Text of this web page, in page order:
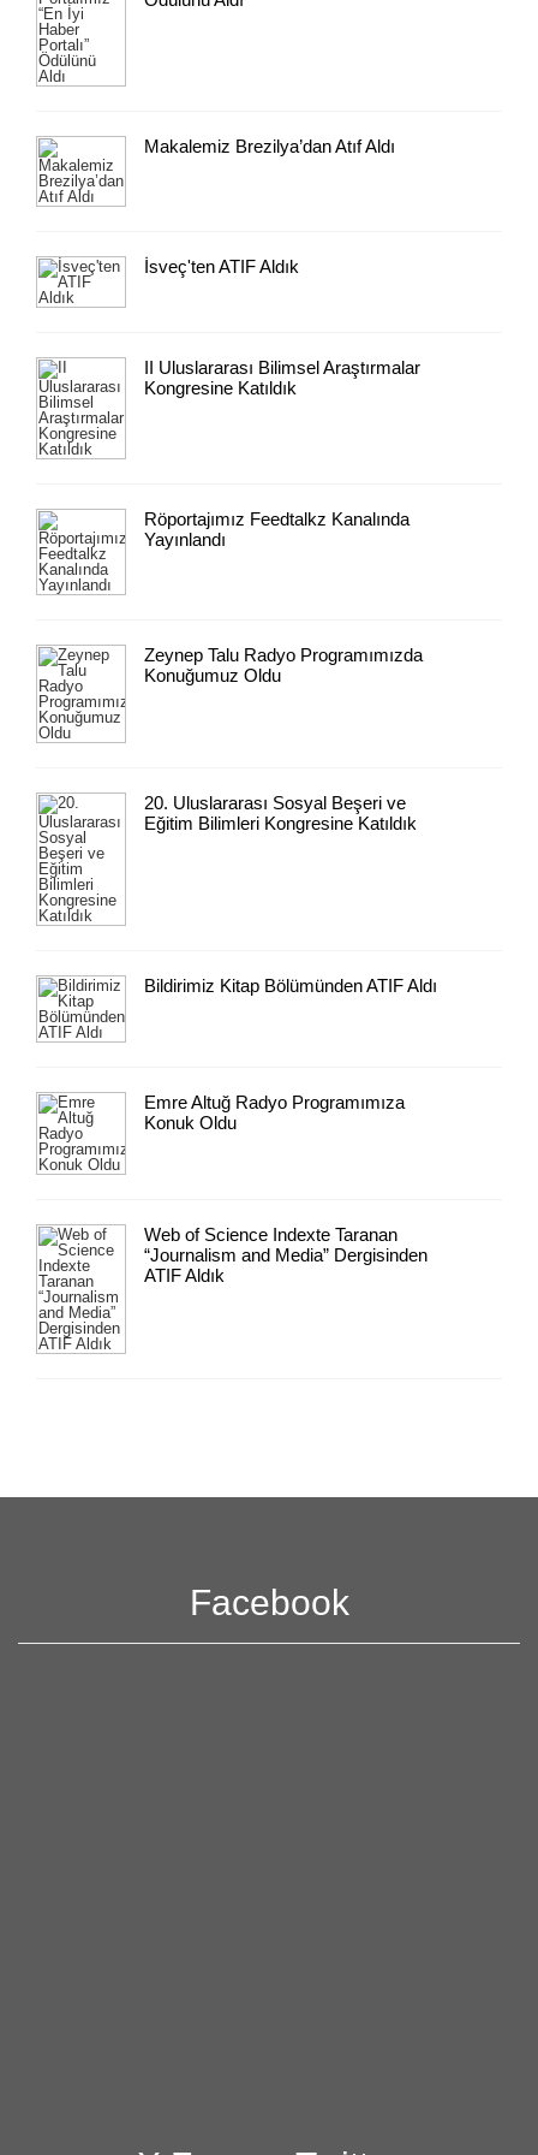
Makalemiz Brezilya’dan Atıf Aldı
İsveç'ten ATIF Aldık
II Uluslararası Bilimsel Araştırmalar
Kongresine Katıldık
Röportajımız Feedtalkz Kanalında
Yayınlandı
Zeynep Talu Radyo Programımızda
Konuğumuz Oldu
20. Uluslararası Sosyal Beşeri ve
Eğitim Bilimleri Kongresine Katıldık
Bildirimiz Kitap Bölümünden ATIF Aldı
Emre Altuğ Radyo Programımıza
Konuk Oldu
Web of Science Indexte Taranan
“Journalism and Media” Dergisinden
ATIF Aldık
Facebook